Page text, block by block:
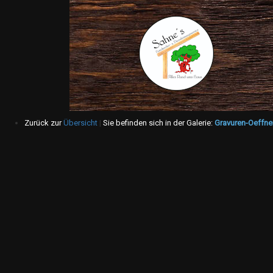
Zurück zurÜbersicht | Sie befinden sich in der Galerie: Gravuren-